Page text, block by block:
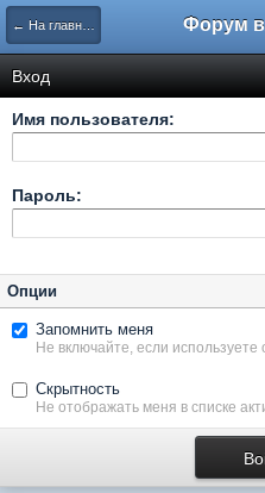
← На главную
Вход
Имя пользователя:
Пароль:
Опции
Запомнить меня
Не включайте, если
Скрытность
Не отображать меня в списке